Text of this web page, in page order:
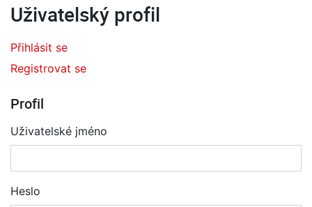
Uživatelský profil
Přihlásit se
Registrovat se
Profil
Uživatelské jméno
Heslo